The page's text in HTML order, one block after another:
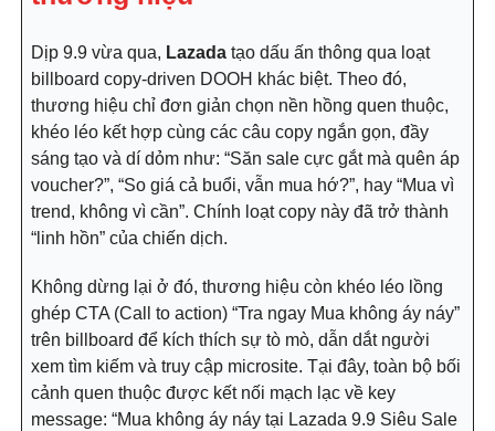
Dịp 9.9 vừa qua, Lazada tạo dấu ấn thông qua loạt
billboard copy-driven DOOH khác biệt. Theo đó,
thương hiệu chỉ đơn giản chọn nền hồng quen thuộc,
khéo léo kết hợp cùng các câu copy ngắn gọn, đầy
sáng tạo và dí dỏm như: “Săn sale cực gắt mà quên áp
voucher?”, “So giá cả buổi, vẫn mua hớ?”, hay “Mua vì
trend, không vì cần”. Chính loạt copy này đã trở thành
“linh hồn” của chiến dịch.
Không dừng lại ở đó, thương hiệu còn khéo léo lồng
ghép CTA (Call to action) “Tra ngay Mua không áy náy”
trên billboard để kích thích sự tò mò, dẫn dắt người
xem tìm kiếm và truy cập microsite. Tại đây, toàn bộ bối
cảnh quen thuộc được kết nối mạch lạc về key
message: “Mua không áy náy tại Lazada 9.9 Siêu Sale